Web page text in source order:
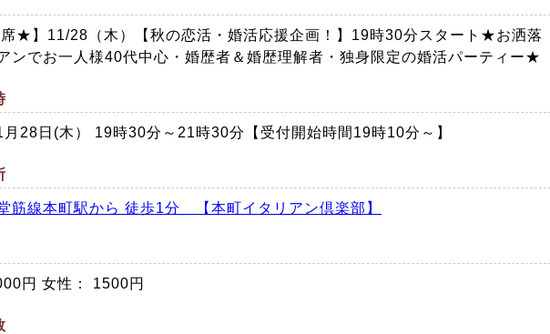
席★】11/28（木）【秋の恋活・婚活応援企画！】19時30分スタート★お洒落
ンでお一人様40代中心・婚歴者＆婚歴理解者・独身限定の婚活パーティー★
28日(木） 19時30分～21時30分【受付開始時間19時10分～】
筋線本町駅から 徒歩1分 【本町イタリアン倶楽部】
円 女性： 1500円